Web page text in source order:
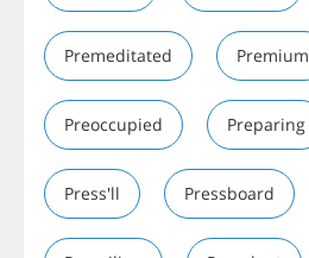
Premeditated Premium
Preoccupied Preparing
Press'll Pressboard